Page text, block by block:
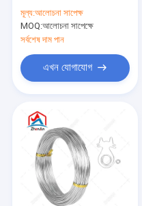
বৈদ্যুতিক সিস্টেমের জন্য
মূল্য:আলোচনা সাপেক্ষ
MOQ:আলোচনা সাপেক্ষে
সর্বশেষ দাম পান
এখন যোগাযোগ